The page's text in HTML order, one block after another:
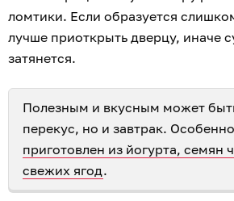
ломтики. Если образуется
лучше приоткрыть дверцу, иначе
затянется.
Полезным и вкусным может
перекус, но и завтрак.
приготовлен из йогурта, семян
свежих ягод.